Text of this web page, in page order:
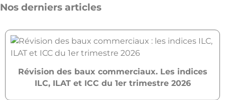
Nos derniers articles
Révision des baux commerciaux. Les indices
ILC, ILAT et ICC du 1er trimestre 2026